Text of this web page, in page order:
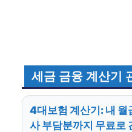
세금 금융 계산기
4대보험 계산기: 내 월
사 부담분까지 무료로